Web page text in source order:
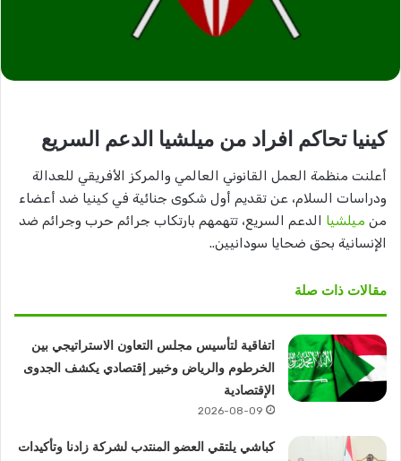
كينيا تحاكم افراد من ميلشيا الدعم السريع
أعلنت منظمة العمل القانوني العالمي والمركز الأفريقي للعدالة
ودراسات السلام، عن تقديم أول شكوى جنائية في كينيا ضد أعضاء
من ميلشيا الدعم السريع، تتهمهم بارتكاب جرائم حرب وجرائم ضد
الإنسانية بحق ضحايا سودانيين..
مقالات ذات صلة
اتفاقية لتأسيس مجلس التعاون الاستراتيجي بين
الخرطوم والرياض وخبير إقتصادي يكشف الجدوى
الإقتصادية
2026-08-09
كباشي يلتقي العضو المنتدب لشركة زادنا وتأكيدات